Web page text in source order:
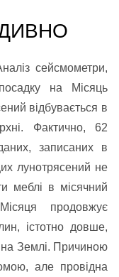
сейсмометри,
на Місяць
відбувається в
Фактично, 62
записаних в
лунотрясений не
меблі в місячний
продовжує
істотно довше,
на Землі. Причиною
але провідна